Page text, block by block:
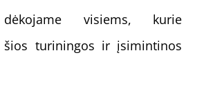
visiems, kurie
turiningos ir įsimintinos